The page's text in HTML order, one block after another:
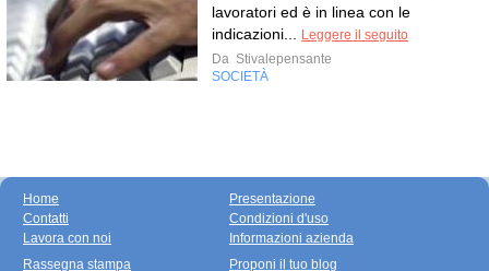
lavoratori ed è in linea con le
indicazioni...
Leggere il seguito
Da Stivalepensante
SOCIETÀ
Home
Contatti
Lavora con noi
Presentazione
Condizioni d'uso
Informazioni azienda
Rassegna stampa
Proponi il tuo blog